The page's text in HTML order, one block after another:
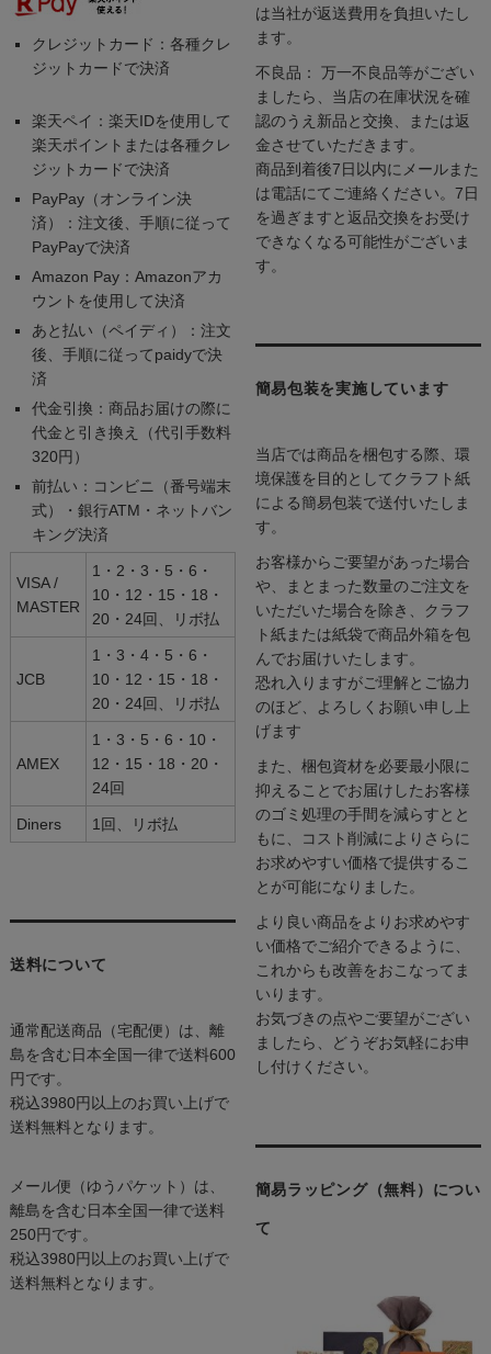
クレジットカード：各種クレ
ジットカードで決済
楽天ペイ：楽天IDを使用して
楽天ポイントまたは各種クレ
ジットカードで決済
PayPay（オンライン決
済）：注文後、手順に従って
PayPayで決済
Amazon Pay：Amazonアカ
ウントを使用して決済
あと払い（ペイディ）：注文
後、手順に従ってpaidyで決
済
代金引換：商品お届けの際に
代金と引き換え（代引手数料
320円）
前払い：コンビニ（番号端末
式）・銀行ATM・ネットバン
キング決済
VISA /
MASTER
1・2・3・5・6・
10・12・15・18・
20・24回、リボ払
JCB
1・3・4・5・6・
10・12・15・18・
20・24回、リボ払
AMEX
1・3・5・6・10・
12・15・18・20・
24回
Diners 1回、リボ払
送料について
通常配送商品（宅配便）は、離
島を含む日本全国一律で送料600
円です。
税込3980円以上のお買い上げで
送料無料となります。
メール便（ゆうパケット）は、
離島を含む日本全国一律で送料
250円です。
税込3980円以上のお買い上げで
送料無料となります。
は当社が返送費用を負担いたし
ます。
不良品： 万一不良品等がござい
ましたら、当店の在庫状況を確
認のうえ新品と交換、または返
金させていただきます。
商品到着後7日以内にメールまた
は電話にてご連絡ください。7日
を過ぎますと返品交換をお受け
できなくなる可能性がございま
す。
簡易包装を実施しています
当店では商品を梱包する際、環
境保護を目的としてクラフト紙
による簡易包装で送付いたしま
す。
お客様からご要望があった場合
や、まとまった数量のご注文を
いただいた場合を除き、クラフ
ト紙または紙袋で商品外箱を包
んでお届けいたします。
恐れ入りますがご理解とご協力
のほど、よろしくお願い申し上
げます
また、梱包資材を必要最小限に
抑えることでお届けしたお客様
のゴミ処理の手間を減らすとと
もに、コスト削減によりさらに
お求めやすい価格で提供するこ
とが可能になりました。
より良い商品をよりお求めやす
い価格でご紹介できるように、
これからも改善をおこなってま
いります。
お気づきの点やご要望がござい
ましたら、どうぞお気軽にお申
し付けください。
簡易ラッピング（無料）につい
て